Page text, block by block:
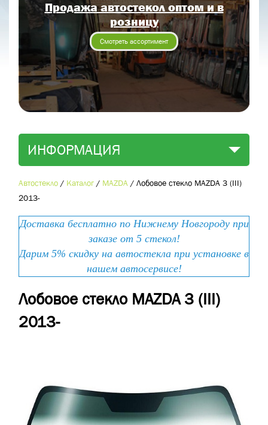
Продажа автостекол оптом и в
розницу
Смотреть ассортимент
ИНФОРМАЦИЯ
Автостекло / Каталог / MAZDA / Лобовое стекло MAZDA 3 (III)
2013-
Доставка бесплатно по Нижнему Новгороду при
заказе от 5 стекол!
Дарим 5% скидку на автостекла при установке в
нашем автосервисе!
Лобовое стекло MAZDA 3 (III)
2013-
Отправить
Отправить заявку